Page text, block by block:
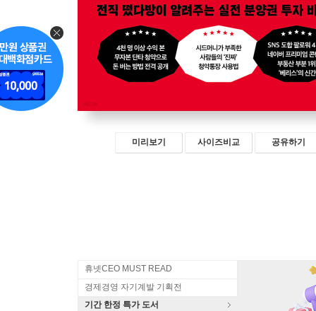
미리보기 사이즈비교 공유하기
휴넷CEO MUST READ
경제경영 자기계발 기획전
기간 한정 특가 도서